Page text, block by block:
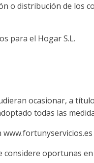
o distribución de los
para el Hogar S.L.
ocasionar, a
todas las
www.fortunyservicios.es
considere oportunas